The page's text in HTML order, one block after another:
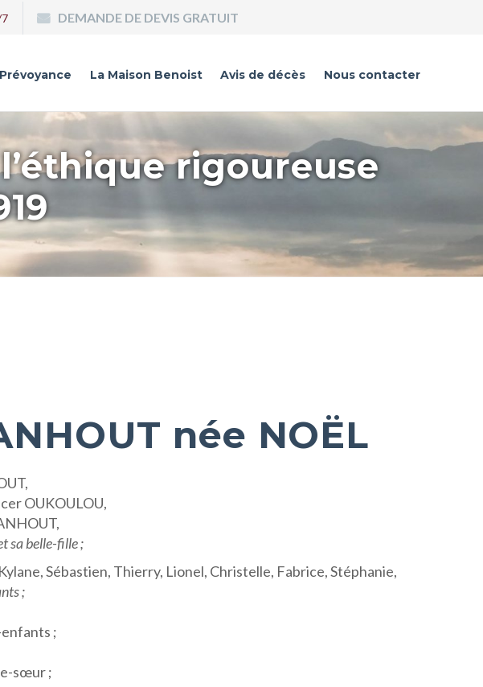
DEMANDE DE DEVIS GRATUIT
Prévoyance La Maison Benoist Avis de décès Nous contacter
rigoureuse
née NOËL
OUKOULOU,
sa belle-fille ;
Sébastien, Thierry, Lionel, Christelle, Fabrice, Stéphanie,
;
;
sœur ;